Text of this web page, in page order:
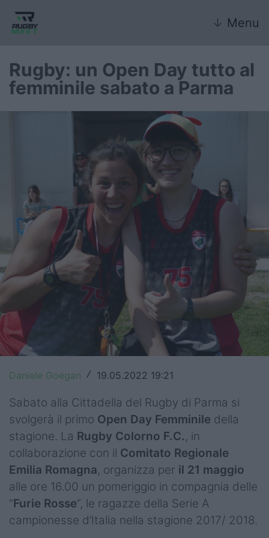
↓ Menu
Rugby Sevens
Internazionale
6 Nazioni
United Rugby Championship
Top14
Champions Cup
Rugby World Cup
Super Rugby
Rugby in TV
Mercato
Serie A Elite
Rugby: un Open Day tutto al
femminile sabato a Parma
Daniele Goegan / 19.05.2022 19:21
Sabato alla Cittadella del Rugby di Parma si
svolgerà il primo Open Day Femminile della
stagione. La Rugby Colorno F.C., in
collaborazione con il Comitato Regionale
Emilia Romagna, organizza per il 21 maggio
alle ore 16.00 un pomeriggio in compagnia delle
“Furie Rosse”, le ragazze della Serie A
campionesse d’Italia nella stagione 2017/ 2018.